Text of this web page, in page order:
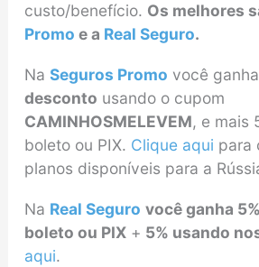
custo/benefício. Os melhores
Promo e a Real Seguro.
Na Seguros Promo você ganha
desconto usando o cupom
CAMINHOSMELEVEM, e mais
boleto ou PIX. Clique aqui para
planos disponíveis para a
Na Real Seguro você ganha
boleto ou PIX+ 5% usando
aqui.